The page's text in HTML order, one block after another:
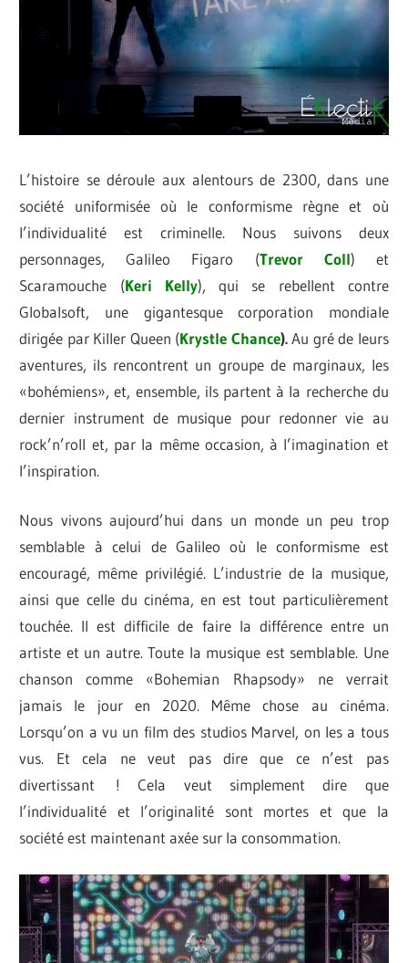
L’histoire se déroule aux alentours de 2300, dans une
société uniformisée où le conformisme règne et où
l’individualité est criminelle. Nous suivons deux
personnages, Galileo Figaro (Trevor Coll) et
Scaramouche (Keri Kelly), qui se rebellent contre
Globalsoft, une gigantesque corporation mondiale
dirigée par Killer Queen (Krystle Chance).Au gré de leurs
aventures, ils rencontrent un groupe de marginaux, les
«bohémiens», et, ensemble, ils partent à la recherche du
dernier instrument de musique pour redonner vie au
rock’n’roll et, par la même occasion, à l’imagination et
l’inspiration.
Nous vivons aujourd’hui dans un monde un peu trop
semblable à celui de Galileo où le conformisme est
encouragé, même privilégié. L’industrie de la musique,
ainsi que celle du cinéma, en est tout particulièrement
touchée. Il est difficile de faire la différence entre un
artiste et un autre. Toute la musique est semblable. Une
chanson comme «Bohemian Rhapsody» ne verrait
jamais le jour en 2020. Même chose au cinéma.
Lorsqu’on a vu un film des studios Marvel, on les a tous
vus. Et cela ne veut pas dire que ce n’est pas
divertissant ! Cela veut simplement dire que
l’individualité et l’originalité sont mortes et que la
société est maintenant axée sur la consommation.